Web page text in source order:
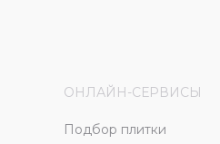
ОНЛАЙН-СЕРВИСЫ
Подбор плитки